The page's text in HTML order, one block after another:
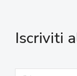
Iscriviti